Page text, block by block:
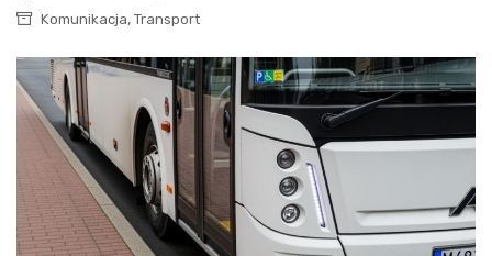
Komunikacja, Transport